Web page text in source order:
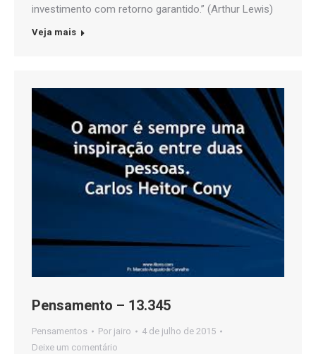
investimento com retorno garantido.” (Arthur Lewis)
Veja mais
Pensamento – 13.345
Pensamentos Por jairo
4 de julho de 2015
Deixe um comentário